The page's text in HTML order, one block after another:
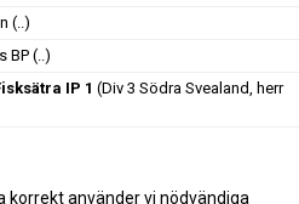
(..)
BP (..)
IP 1 (Div 3 Södra Svealand, herr
korrekt använder vi nödvändiga